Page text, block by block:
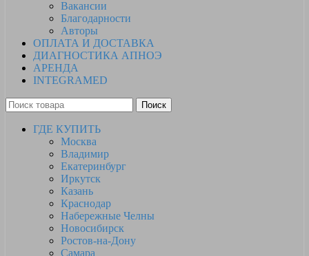
Вакансии
Благодарности
Авторы
ОПЛАТА И ДОСТАВКА
ДИАГНОСТИКА АПНОЭ
АРЕНДА
INTEGRAMED
Поиск
ГДЕ КУПИТЬ
Москва
Владимир
Екатеринбург
Иркутск
Казань
Краснодар
Набережные Челны
Новосибирск
Ростов-на-Дону
Самара